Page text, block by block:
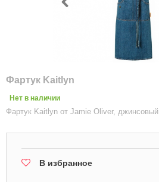
Фартук Kaitlyn
Нет в наличии
Фартук Kaitlyn от Jamie Oliver, джинсовый
В избранное